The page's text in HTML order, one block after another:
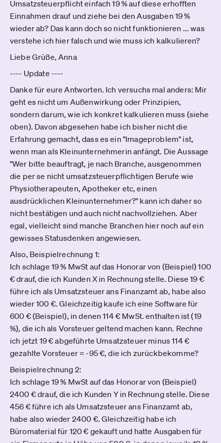
Umsatzsteuerpflicht einfach 19 % auf diese erhofften
Einnahmen drauf und ziehe bei den Ausgaben 19 %
wieder ab? Das kann doch so nicht funktionieren ... was
verstehe ich hier falsch und wie muss ich kalkulieren?
Liebe Grüße, Anna
---- Update ----
Danke für eure Antworten. Ich versuchs mal anders: Mir
geht es nicht um Außenwirkung oder Prinzipien,
sondern darum, wie ich konkret kalkulieren muss (siehe
oben). Davon abgesehen habe ich bisher nicht die
Erfahrung gemacht, dass es ein "Imageproblem" ist,
wenn man als Kleinunternehmerin anfängt. Die Aussage
"Wer bitte beauftragt, je nach Branche, ausgenommen
die per se nicht umsatzsteuerpflichtigen Berufe wie
Physiotherapeuten, Apotheker etc, einen
ausdrücklichen Kleinunternehmer?" kann ich daher so
nicht bestätigen und auch nicht nachvollziehen. Aber
egal, vielleicht sind manche Branchen hier noch auf ein
gewisses Statusdenken angewiesen.
Also, Beispielrechnung 1:
Ich schlage 19 % MwSt auf das Honorar von (Beispiel) 100
€ drauf, die ich Kunden X in Rechnung stelle. Diese 19 €
führe ich als Umsatzsteuer ans Finanzamt ab, habe also
wieder 100 €. Gleichzeitig kaufe ich eine Software für
600 € (Beispiel), in denen 114 € MwSt. enthalten ist (19
%), die ich als Vorsteuer geltend machen kann. Rechne
ich jetzt 19 € abgeführte Umsatzsteuer minus 114 €
gezahlte Vorsteuer = -95 €, die ich zurückbekomme?
Beispielrechnung 2:
Ich schlage 19 % MwSt auf das Honorar von (Beispiel)
2400 € drauf, die ich Kunden Y in Rechnung stelle. Diese
456 € führe ich als Umsatzsteuer ans Finanzamt ab,
habe also wieder 2400 €. Gleichzeitig habe ich
Büromaterial für 120 € gekauft und hatte Ausgaben für